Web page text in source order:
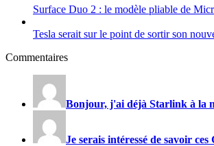
Surface Duo 2 : le modèle pliable de
Tesla serait sur le point de sortir son
Commentaires
Bonjour, j'ai déjà Starlink à la
Je serais intéressé de savoir